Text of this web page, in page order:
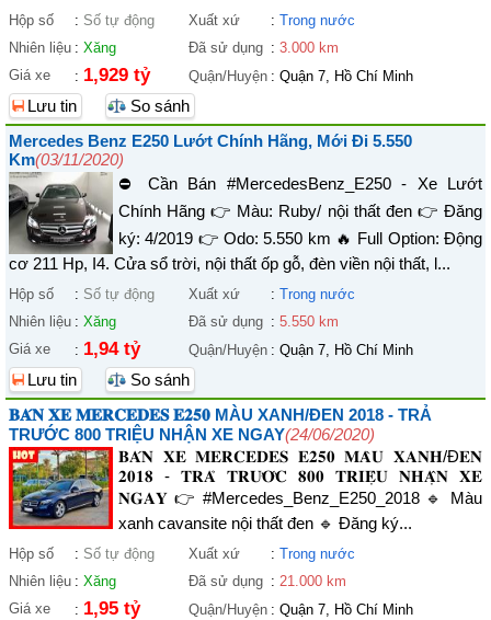
Hộp số : Số tự động Xuất xứ : Trong nước
Nhiên liệu : Xăng Đã sử dụng : 3.000 km
Giá xe
: 1,929 tỷ Quận/Huyện : Quận 7, Hồ Chí Minh
Lưu tin
So sánh
Mercedes Benz E250 Lướt Chính Hãng, Mới Đi 5.550
Km(03/11/2020)
⛔️ Cần Bán #MercedesBenz_E250 - Xe Lướt
Chính Hãng 👉 Màu: Ruby/ nội thất đen 👉 Đăng
ký: 4/2019 👉 Odo: 5.550 km 🔥 Full Option: Động
cơ 211 Hp, I4. Cửa sổ trời, nội thất ốp gỗ, đèn viền nội thất, l...
Hộp số : Số tự động Xuất xứ : Trong nước
Nhiên liệu : Xăng Đã sử dụng : 5.550 km
Giá xe
: 1,94 tỷ Quận/Huyện : Quận 7, Hồ Chí Minh
Lưu tin
So sánh
𝐁𝐀́𝐍 𝐗𝐄 𝐌𝐄𝐑𝐂𝐄𝐃𝐄𝐒 𝐄𝟐𝟓𝟎 MÀU XANH/ĐEN 2018 - TRẢ
TRƯỚC 800 TRIỆU NHẬN XE NGAY(24/06/2020)
𝐁𝐀́𝐍 𝐗𝐄 𝐌𝐄𝐑𝐂𝐄𝐃𝐄𝐒 𝐄𝟐𝟓𝟎 𝐌𝐀̀𝐔 𝐗𝐀𝐍𝐇/Đ𝐄𝐍
𝟐𝟎𝟏𝟖 - 𝐓𝐑𝐀̉ 𝐓𝐑𝐔̛𝐎̛́𝐂 𝟖𝟎𝟎 𝐓𝐑𝐈𝐄̣̂𝐔 𝐍𝐇𝐀̣̂𝐍 𝐗𝐄
𝐍𝐆𝐀𝐘 👉 #Mercedes_Benz_E250_2018 🔹 Màu
xanh cavansite nội thất đen 🔹 Đăng ký...
Hộp số : Số tự động Xuất xứ : Trong nước
Nhiên liệu : Xăng Đã sử dụng : 21.000 km
Giá xe
: 1,95 tỷ Quận/Huyện : Quận 7, Hồ Chí Minh